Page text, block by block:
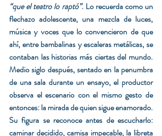
“que el teatro lo raptó”. Lo recuerda como un
flechazo adolescente, una mezcla de luces,
música y voces que lo convencieron de que
ahí, entre bambalinas y escaleras metálicas, se
contaban las historias más ciertas del mundo.
Medio siglo después, sentado en la penumbra
de una sala durante un ensayo, el productor
observa el escenario con el mismo gesto de
entonces: la mirada de quien sigue enamorado.
Su figura se reconoce antes de escucharlo:
caminar decidido, camisa impecable, la libreta